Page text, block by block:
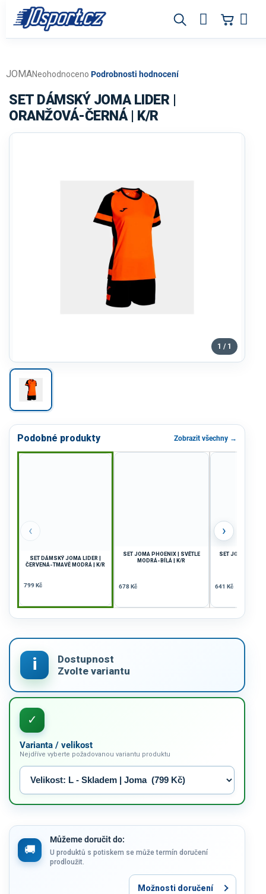
obsah
Průměrné
produktu
je
0,0
Neohodnoceno Podrobnosti hodnocení
JOMA
SET DÁMSKÝ JOMA LIDER |
ORANŽOVÁ-ČERNÁ | K/R
1 / 1
Podobné produkty Zobrazit všechny →
‹
SET DÁMSKÝ JOMA LIDER |
ČERVENÁ-TMAVĚ MODRÁ | K/R
799 Kč
SET JOMA PHOENIX | SVĚTLE
MODRÁ-BÍLÁ | K/R
678 Kč
SET JOMA
641 Kč
›
Varianta / velikost
Nejdříve vyberte požadovanou variantu produktu
Můžeme doručit do:
U produktů s potiskem se může termín doručení
prodloužit.
Možnosti doručení